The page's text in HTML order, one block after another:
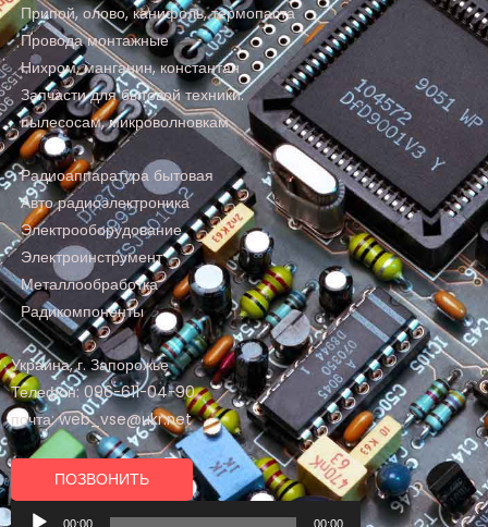
Припой, олово, канифоль, термопаста
Провода монтажные
Нихром, манганин, константан
Запчасти для бытовой техники:
пылесосам, микроволновкам
Радиоаппаратура бытовая
Авто радиоэлектроника
Электрооборудование
Электроинструмент
Металлообработка
Радикомпоненты
Украина, г. Запорожье
Телефон: 096-611-04-90
почта: web_vse@ukr.net
ПОЗВОНИТЬ
Аудиоплеер
00:00 00:00